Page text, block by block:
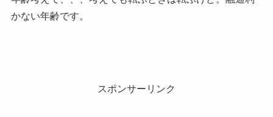
かない年齢です。
スポンサーリンク